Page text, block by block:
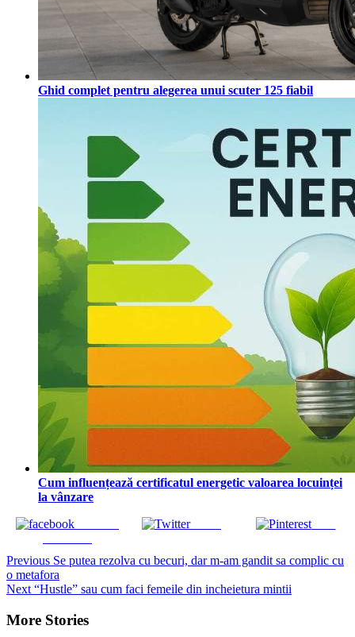
Ghid complet pentru alegerea unui scuter 125 fiabil
Cum influențează certificatul energetic valoarea locuinței
la vânzare
Tweet Save
Continue
Reading
Previous Se putea rezolva cu becuri, dar m-am gandit sa complic cu
o metafora
Next “Hustle” sau cum faci femeile din incheietura mintii
More Stories